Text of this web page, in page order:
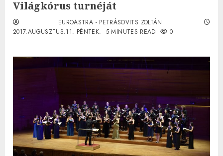
Világkórus turnéját
EUROASTRA - PETRÁSOVITS ZOLTÁN
2017.AUGUSZTUS.11. PÉNTEK.
5 MINUTES READ 0